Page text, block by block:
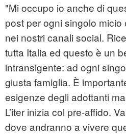
"Mi occupo io anche di
post per ogni singolo
nei nostri canali social.
tutta Italia ed questo è un
intransigente: ad ogni
giusta famiglia. È
esigenze degli adottanti
L’iter inizia col pre-affido.
dove andranno a vivere